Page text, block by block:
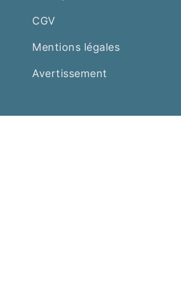
CGV
Mentions légales
Avertissement